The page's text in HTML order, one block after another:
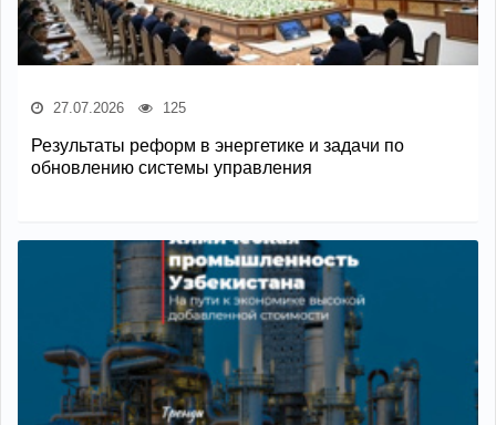
27.07.2026 125
Результаты реформ в энергетике и задачи по
обновлению системы управления